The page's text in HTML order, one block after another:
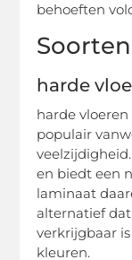
behoeften
harde
harde
populair
en biedt een
laminaat
alternatief
verkrijgbaar
kleuren.